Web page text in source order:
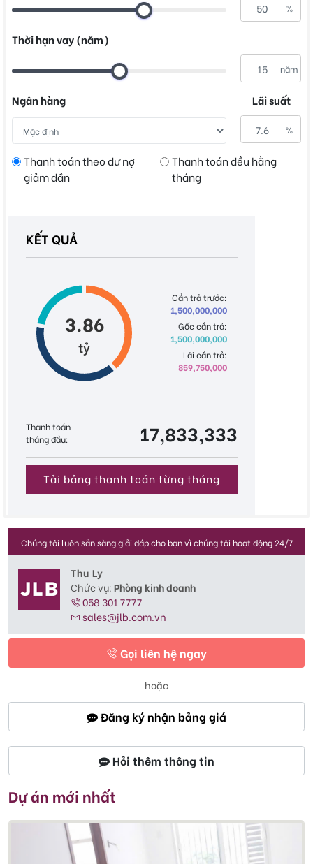
%
Thời hạn vay (năm)
năm
Ngân hàng Lãi suất
%
Thanh toán theo dư nợ
giảm dần
Thanh toán đều hằng
tháng
KẾT QUẢ
3.86
tỷ
Cần trả trước:
1,500,000,000
Gốc cần trả:
1,500,000,000
Lãi cần trả:
859,750,000
Thanh toán
tháng đầu:
17,833,333
Tải bảng thanh toán từng tháng
Chúng tôi luôn sẵn sàng giải đáp cho bạn vì chúng tôi hoạt động 24/7
Thu Ly
Chức vụ:Phòng kinh doanh
058 301 7777
sales@jlb.com.vn
Gọi liên hệ ngay
hoặc
Đăng ký nhận bảng giá
Hỏi thêm thông tin
Dự án mới nhất